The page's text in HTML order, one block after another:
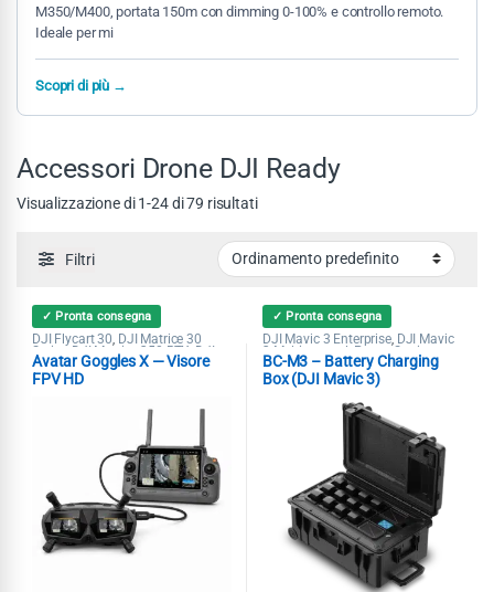
M350/M400, portata 150m con dimming 0-100% e controllo remoto.
Ideale per mi
Scopri di più →
Accessori Drone DJI Ready
Visualizzazione di 1-24 di 79 risultati
Filtri
✓ Pronta consegna
DJI Flycart 30, DJI Matrice 30
Series DJI Matrice 350 RTK DJI
Matrice 400,DJI Matrice 4T,DJI
Mavic 3 Enterprise
Pubblica Sicurezza
Avatar Goggles X — Visore
FPV HD
✓ Pronta consegna
DJI Mavic 3 Enterprise, DJI Mavic
3 Multispectral Power Station
Pubblica Sicurezza,Ricerca &
Soccorso
BC-M3 – Battery Charging
Box (DJI Mavic 3)